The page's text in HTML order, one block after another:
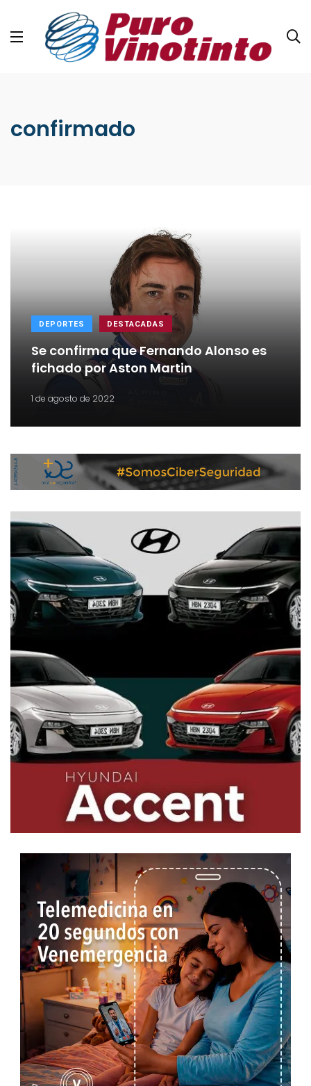
confirmado
DEPORTES DESTACADAS
Se confirma que Fernando Alonso es
fichado por Aston Martin
1 de agosto de 2022